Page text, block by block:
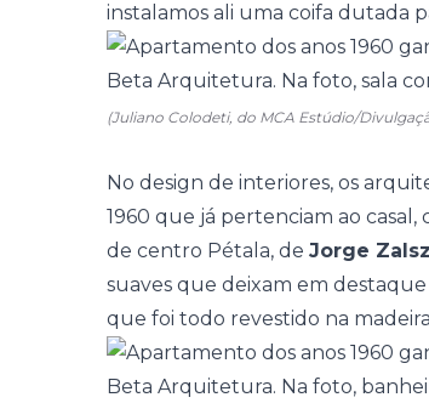
instalamos ali uma coifa dutada
(Juliano Colodeti, do MCA Estúdio/
No design de interiores, os
1960 que já pertenciam ao
de centro Pétala, de Jorge
suaves que deixam em
que foi todo revestido na